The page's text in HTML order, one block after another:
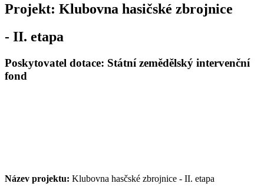
Projekt: Klubovna hasičské zbrojnice
- II. etapa
Poskytovatel dotace: Státní zemědělský intervenční
fond
Název projektu: Klubovna hasčské zbrojnice - II. etapa